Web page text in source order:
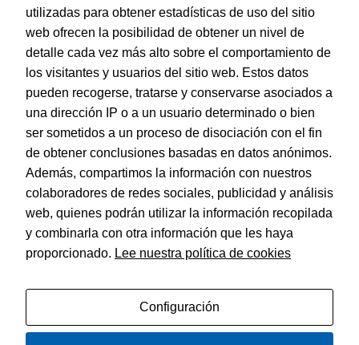
Dohe – Cartulina 50 hojas en A4 Azul Océano
EAN: 8421938300901
© Dohe - Camino de Madrid, 14
28970 • Humanes de Madrid (Madrid)
ESPAÑA
Aviso legal
Política de cookies
utilizadas para obtener estadísticas de uso del sitio
web ofrecen la posibilidad de obtener un nivel de
detalle cada vez más alto sobre el comportamiento de
los visitantes y usuarios del sitio web. Estos datos
pueden recogerse, tratarse y conservarse asociados a
una dirección IP o a un usuario determinado o bien
ser sometidos a un proceso de disociación con el fin
de obtener conclusiones basadas en datos anónimos.
Además, compartimos la información con nuestros
colaboradores de redes sociales, publicidad y análisis
web, quienes podrán utilizar la información recopilada
y combinarla con otra información que les haya
proporcionado. Lee nuestra política de cookies
Configuración